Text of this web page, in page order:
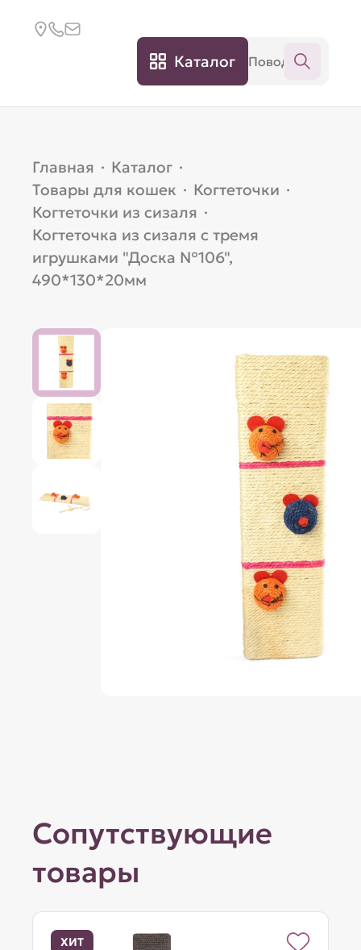
Каталог
Главная · Каталог ·
Товары для кошек · Когтеточки ·
Когтеточки из сизаля ·
Когтеточка из сизаля с тремя
игрушками "Доска №106",
490*130*20мм
Сопутствующие
товары
ХИТ